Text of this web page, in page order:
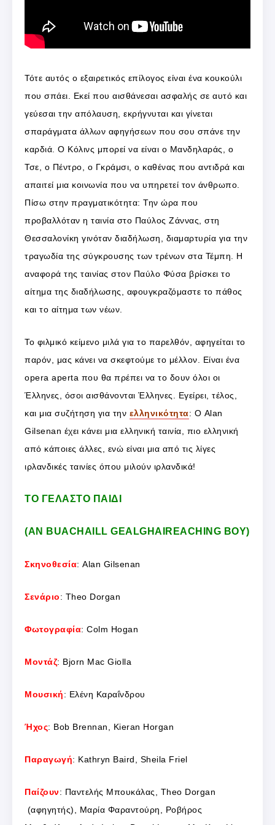
Τότε αυτός ο εξαιρετικός επίλογος είναι ένα κουκούλι
που σπάει. Εκεί που αισθάνεσαι ασφαλής σε αυτό και
γεύεσαι την απόλαυση, εκρήγνυται και γίνεται
σπαράγματα άλλων αφηγήσεων που σου σπάνε την
καρδιά. Ο Κόλινς μπορεί να είναι ο Μανδηλαράς, ο
Τσε, ο Πέντρο, ο Γκράμσι, ο καθένας που αντιδρά και
απαιτεί μια κοινωνία που να υπηρετεί τον άνθρωπο.
Πίσω στην πραγματικότητα: Την ώρα που
προβαλλόταν η ταινία στο Παύλος Ζάννας, στη
Θεσσαλονίκη γινόταν διαδήλωση, διαμαρτυρία για την
τραγωδία της σύγκρουσης των τρένων στα Τέμπη. Η
αναφορά της ταινίας στον Παύλο Φύσα βρίσκει το
αίτημα της διαδήλωσης, αφουγκραζόμαστε το πάθος
και το αίτημα των νέων.
Το φιλμικό κείμενο μιλά για το παρελθόν, αφηγείται το
παρόν, μας κάνει να σκεφτούμε το μέλλον. Είναι ένα
opera aperta που θα πρέπει να το δουν όλοι οι
Έλληνες, όσοι αισθάνονται Έλληνες. Εγείρει, τέλος,
και μια συζήτηση για την ελληνικότητα: Ο Alan
Gilsenan έχει κάνει μια ελληνική ταινία, πιο ελληνική
από κάποιες άλλες, ενώ είναι μια από τις λίγες
ιρλανδικές ταινίες όπου μιλούν ιρλανδικά!
ΤΟ ΓΕΛΑΣΤΟ ΠΑΙΔΙ
(AN BUACHAILL GEALGHAIREACHING BOY)
Σκηνοθεσία: Alan Gilsenan
Σενάριο: Theo Dorgan
Φωτογραφία: Colm Hogan
Μοντάζ: Bjorn Mac Giolla
Μουσική: Ελένη Καραΐνδρου
Ήχος: Bob Brennan, Kieran Horgan
Παραγωγή: Kathryn Baird, Sheila Friel
Παίζουν: Παντελής Μπουκάλας, Theo Dorgan
(αφηγητής), Μαρία Φαραντούρη, Ροβήρος